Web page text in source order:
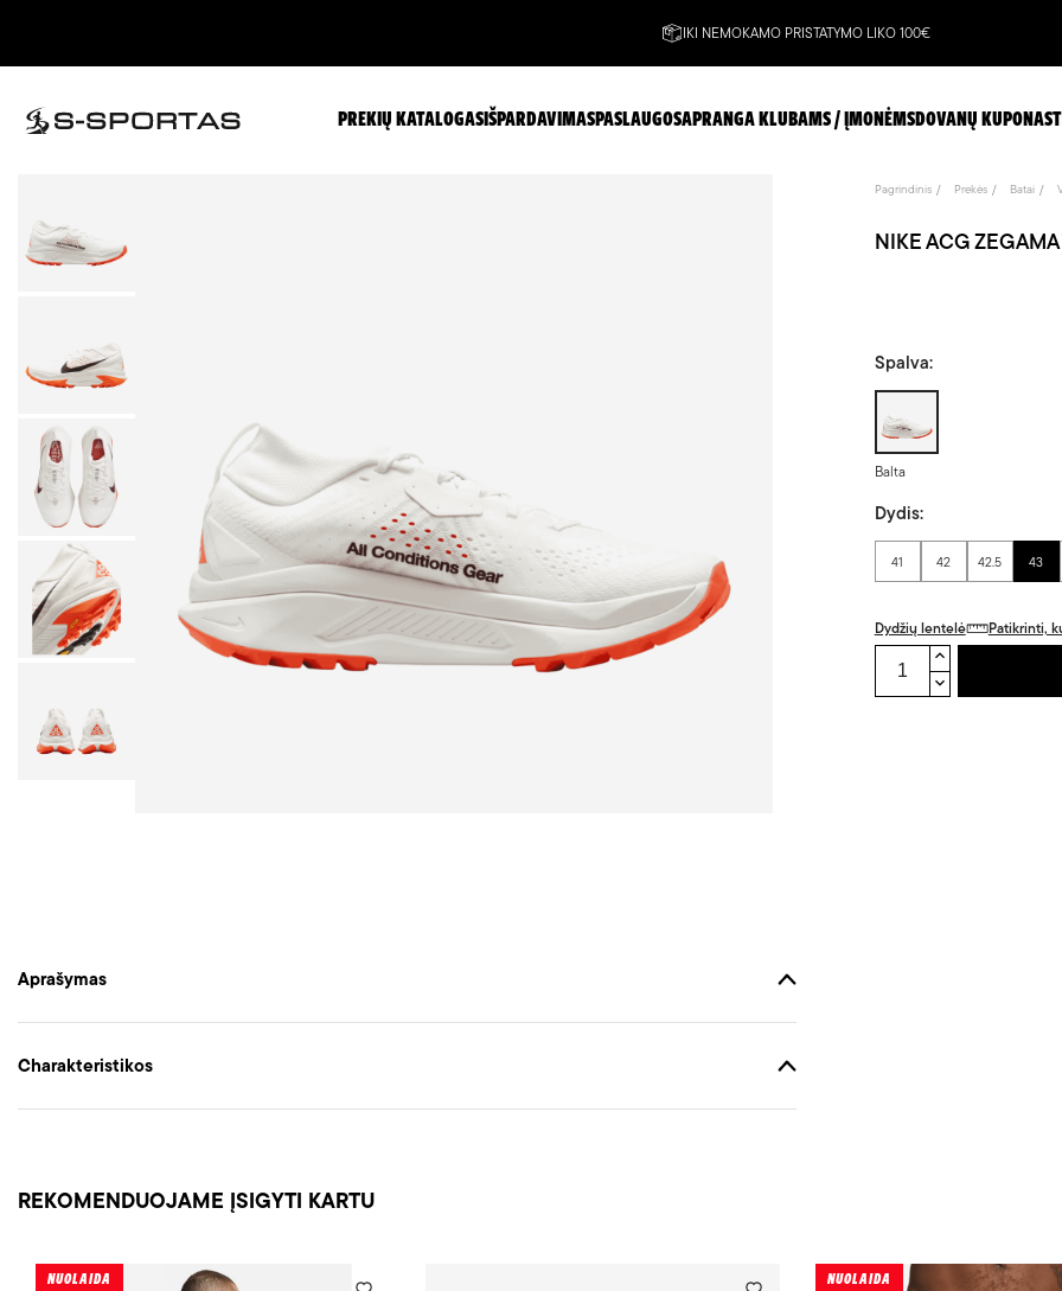
IKI NEMOKAMO PRISTATYMO LIKO 100€
PREKIŲ KATALOGASIŠPARDAVIMASPASLAUGOSAPRANGA KLUBAMS / ĮMONĖMSDOVANŲ KUPONAS
Aprašymas
Charakteristikos
Pagrindinis Prekės Batai
NIKE ACG
Spalva:
Balta
Dydis:
41 42 42.5 43
Dydžių lentelė Patikrinti,
REKOMENDUOJAME ĮSIGYTI KARTU
NUOLAIDA NUOLAIDA